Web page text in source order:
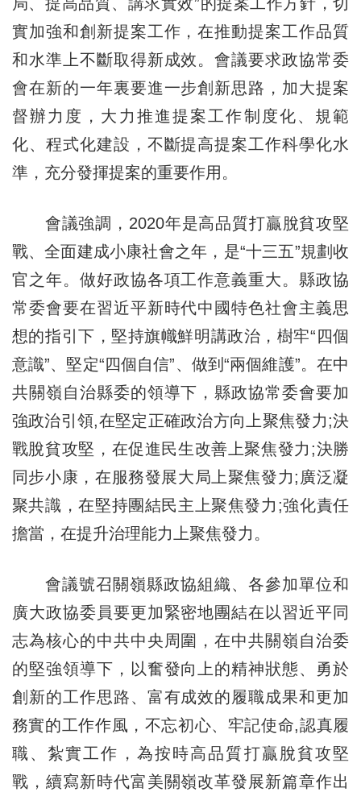
實加強和創新提案工作，在推動提案工作品質
和水準上不斷取得新成效。會議要求政協常委
會在新的一年裏要進一步創新思路，加大提案
督辦力度，大力推進提案工作制度化、規範
化、程式化建設，不斷提高提案工作科學化水
準，充分發揮提案的重要作用。
會議強調，2020年是高品質打贏脫貧攻堅
戰、全面建成小康社會之年，是“十三五”規劃收
官之年。做好政協各項工作意義重大。縣政協
常委會要在習近平新時代中國特色社會主義思
想的指引下，堅持旗幟鮮明講政治，樹牢“四個
意識”、堅定“四個自信”、做到“兩個維護”。在中
共關嶺自治縣委的領導下，縣政協常委會要加
強政治引領,在堅定正確政治方向上聚焦發力;決
戰脫貧攻堅，在促進民生改善上聚焦發力;決勝
同步小康，在服務發展大局上聚焦發力;廣泛凝
聚共識，在堅持團結民主上聚焦發力;強化責任
擔當，在提升治理能力上聚焦發力。
會議號召關嶺縣政協組織、各參加單位和
廣大政協委員要更加緊密地團結在以習近平同
志為核心的中共中央周圍，在中共關嶺自治委
的堅強領導下，以奮發向上的精神狀態、勇於
創新的工作思路、富有成效的履職成果和更加
務實的工作作風，不忘初心、牢記使命,認真履
職、紮實工作，為按時高品質打贏脫貧攻堅
戰，續寫新時代富美關嶺改革發展新篇章作出